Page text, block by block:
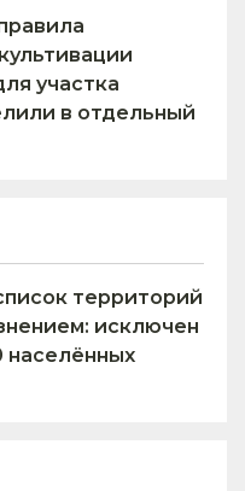
участка
в отдельный
территорий
исключен
населённых